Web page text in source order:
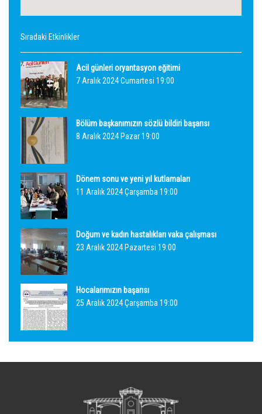
Sıradaki Etkinlikler
Acil günleri oryantasyon eğitimi
7 Aralık 2024 Cumartesi 19:00
Bölüm başkanımızın sözlü bildiri başarısı
8 Aralık 2024 Pazar 19:00
Dönem sonu ve yeni yıl kutlamaları
11 Aralık 2024 Çarşamba 19:00
Doğum ve kadın hastalıkları vaka çalışması
23 Aralık 2024 Pazartesi 19:00
Hocalarımızın başarısı
25 Aralık 2024 Çarşamba 19:00